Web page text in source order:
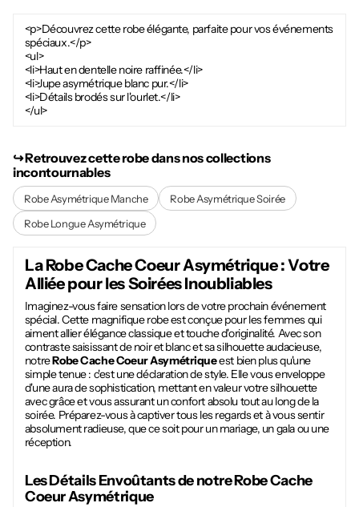
<p>Découvrez cette robe élégante, parfaite pour vos événements
spéciaux.</p>
<ul>
<li>Haut en dentelle noire raffinée.</li>
<li>Jupe asymétrique blanc pur.</li>
<li>Détails brodés sur l'ourlet.</li>
</ul>
↪︎ Retrouvez cette robe dans nos collections
incontournables
Robe Asymétrique Manche
Robe Asymétrique Soirée
Robe Longue Asymétrique
LaRobe Cache Coeur Asymétrique: Votre
Alliée pour les Soirées Inoubliables
Imaginez-vous faire sensation lors de votre prochain événement
spécial. Cette magnifique robe est conçue pour les femmes qui
aiment allier élégance classique et touche d'originalité. Avec son
contraste saisissant de noir et blanc et sa silhouette audacieuse,
notreRobe Cache Coeur Asymétriqueest bien plus qu'une
simple tenue : c'est une déclaration de style. Elle vous enveloppe
d'une aura de sophistication, mettant en valeur votre silhouette
avec grâce et vous assurant un confort absolu tout au long de la
soirée. Préparez-vous à captiver tous les regards et à vous sentir
absolument radieuse, que ce soit pour un mariage, un gala ou une
réception.
Les Détails Envoûtants de notreRobe Cache
Coeur Asymétrique